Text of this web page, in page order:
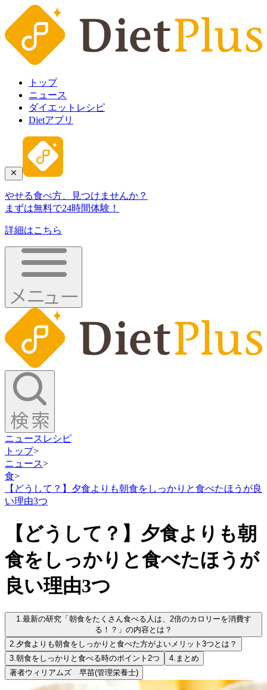
トップ
ニュース
ダイエットレシピ
Dietアプリ
やせる食べ方、見つけませんか？
まずは無料で24時間体験！
詳細はこちら
ニュース レシピ
トップ>
ニュース>
食>
【どうして？】夕食よりも朝食をしっかりと食べたほうが良
い理由3つ
【どうして？】夕食よりも朝
食をしっかりと食べたほうが
良い理由3つ
1.最新の研究「朝食をたくさん食べる人は、2倍のカロリーを消費す
る！？」の内容とは？
2.夕食よりも朝食をしっかりと食べた方がよいメリット3つとは？
3.朝食をしっかりと食べる時のポイント2つ 4. まとめ
著者ウィリアムズ 早苗(管理栄養士)